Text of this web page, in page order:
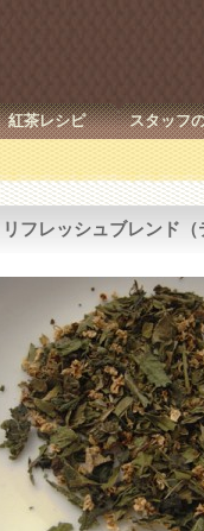
紅茶レシピ スタッフ
リフレッシュブレンド